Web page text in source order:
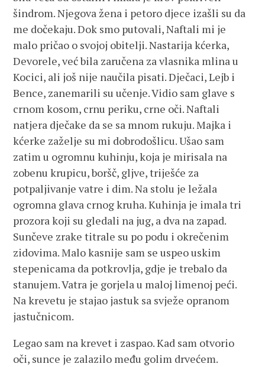
šindrom. Njegova žena i petoro djece izašli su da
me dočekaju. Dok smo putovali, Naftali mi je
malo pričao o svojoj obitelji. Nastarija kćerka,
Devorele, već bila zaručena za vlasnika mlina u
Kocici, ali još nije naučila pisati. Dječaci, Lejb i
Bence, zanemarili su učenje. Vidio sam glave s
crnom kosom, crnu periku, crne oči. Naftali
natjera dječake da se sa mnom rukuju. Majka i
kćerke zaželje su mi dobrodošlicu. Ušao sam
zatim u ogromnu kuhinju, koja je mirisala na
zobenu krupicu, boršč, gljve, triješće za
potpaljivanje vatre i dim. Na stolu je ležala
ogromna glava crnog kruha. Kuhinja je imala tri
prozora koji su gledali na jug, a dva na zapad.
Sunčeve zrake titrale su po podu i okrečenim
zidovima. Malo kasnije sam se uspeo uskim
stepenicama da potkrovlja, gdje je trebalo da
stanujem. Vatra je gorjela u maloj limenoj peći.
Na krevetu je stajao jastuk sa svježe opranom
jastučnicom.
Legao sam na krevet i zaspao. Kad sam otvorio
oči, sunce je zalazilo među golim drvećem.